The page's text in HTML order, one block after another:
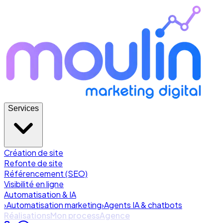
Services
Création de site
Refonte de site
Référencement (SEO)
Visibilité en ligne
Automatisation & IA
›Automatisation marketing›Agents IA & chatbots
RéalisationsMon processAgence